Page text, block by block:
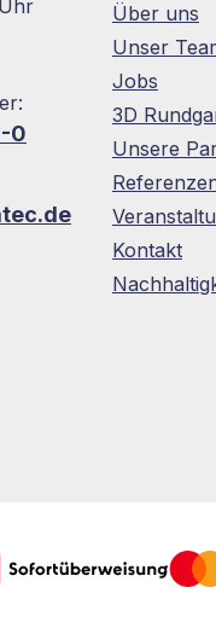
0
Über uns
Unser
Jobs
3D
Unsere
Kontakt